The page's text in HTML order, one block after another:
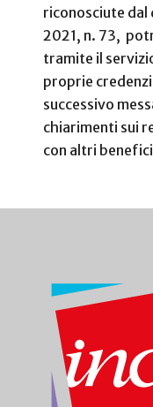
riconosciute
2021, n. 73,
tramite il
proprie
successivo
chiarimenti sui
con altri